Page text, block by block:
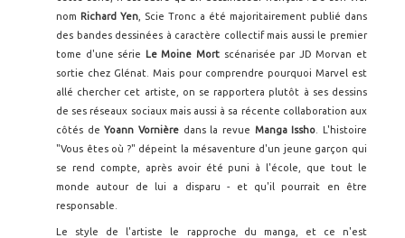
nom Richard Yen , Scie Tronc a été majoritairement publié dans
des bandes dessinées à caractère collectif mais aussi le premier
tome d'une série Le Moine Mort scénarisée par JD Morvan et
sortie chez Glénat. Mais pour comprendre pourquoi Marvel est
allé chercher cet artiste, on se rapportera plutôt à ses dessins
de ses réseaux sociaux mais aussi à sa récente collaboration aux
côtés deYoann Vornière dans la revue Manga Issho . L'histoire
"Vous êtes où ?" dépeint la mésaventure d'un jeune garçon qui
se rend compte, après avoir été puni à l'école, que tout le
monde autour de lui a disparu - et qu'il pourrait en être
responsable.
Le style de l'artiste le rapproche du manga, et ce n'est